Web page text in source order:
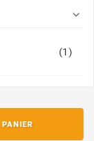

(1)